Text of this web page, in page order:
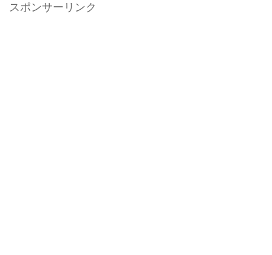
スポンサーリンク